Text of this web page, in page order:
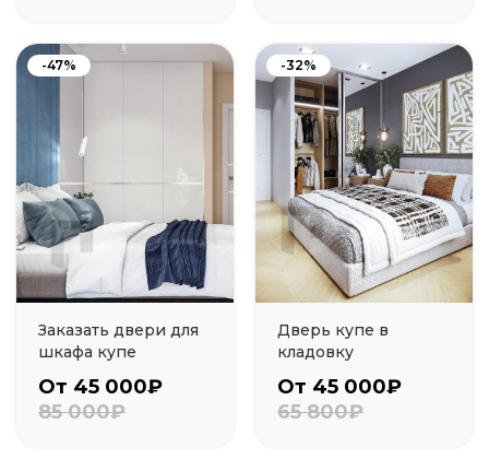
-47%
Заказать двери для
шкафа купе
От 45 000₽
85 000₽
-32%
Дверь купе в
кладовку
От 45 000₽
65 800₽